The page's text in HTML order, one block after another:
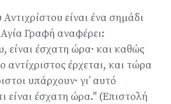
είναι ένα σημάδι
Γραφή αναφέρει:
είναι έσχατη ώρα· και καθώς
αντίχριστος έρχεται, και τώρα
υπάρχουν· γι’ αυτό
είναι έσχατη ώρα." (Επιστολή